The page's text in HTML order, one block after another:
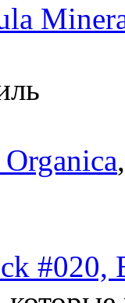
#020,